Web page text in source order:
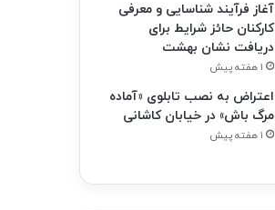
آغاز فرآیند شناسایی و معرفی
کارکنان حائز شرایط برای
دریافت نشان بهشت
۱ هفته پیش
اعتراض به نصب تابلوی «آماده
مرگ باش» در خیابان کاشانی
۱ هفته پیش